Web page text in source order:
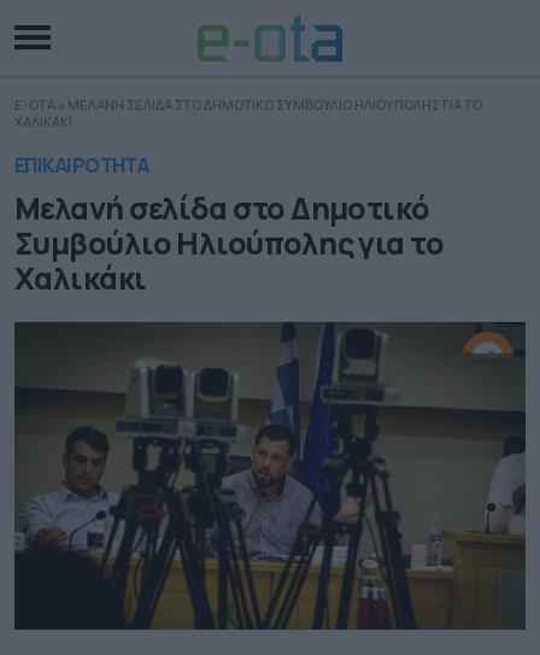
E-OTA » ΜΕΛΑΝΗ ΣΕΛΙΔΑ ΣΤΟ ΔΗΜΟΤΙΚΟ ΣΥΜΒΟΥΛΙΟ ΗΛΙΟΥΠΟΛΗΣ ΓΙΑ ΤΟ
ΧΑΛΙΚΑΚΙ
ΕΠΙΚΑΙΡΟΤΗΤΑ
Μελανή σελίδα στο Δημοτικό
Συμβούλιο Ηλιούπολης για το
Χαλικάκι